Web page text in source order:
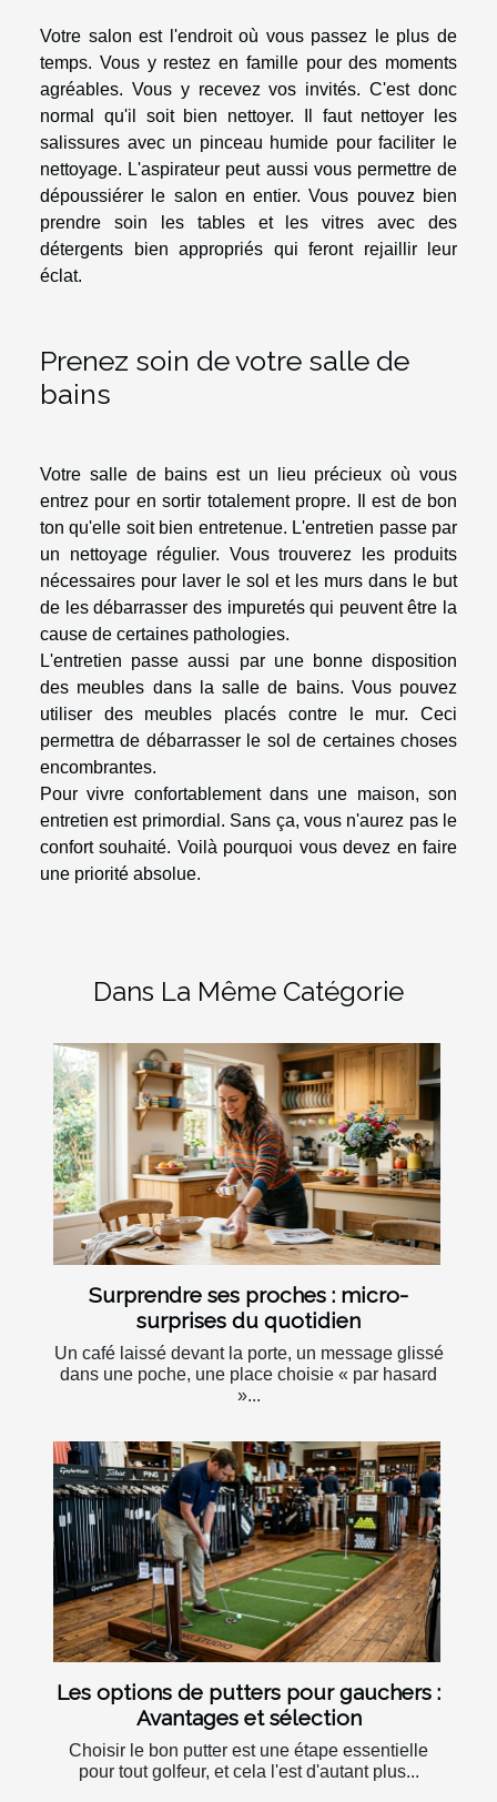
Votre salon est l'endroit où vous passez le plus de
temps. Vous y restez en famille pour des moments
agréables. Vous y recevez vos invités. C'est donc
normal qu'il soit bien nettoyer. Il faut nettoyer les
salissures avec un pinceau humide pour faciliter le
nettoyage. L'aspirateur peut aussi vous permettre de
dépoussiérer le salon en entier. Vous pouvez bien
prendre soin les tables et les vitres avec des
détergents bien appropriés qui feront rejaillir leur
éclat.
Prenez soin de votre salle de
bains
Votre salle de bains est un lieu précieux où vous
entrez pour en sortir totalement propre. Il est de bon
ton qu'elle soit bien entretenue. L'entretien passe par
un nettoyage régulier. Vous trouverez les produits
nécessaires pour laver le sol et les murs dans le but
de les débarrasser des impuretés qui peuvent être la
cause de certaines pathologies.
L'entretien passe aussi par une bonne disposition
des meubles dans la salle de bains. Vous pouvez
utiliser des meubles placés contre le mur. Ceci
permettra de débarrasser le sol de certaines choses
encombrantes.
Pour vivre confortablement dans une maison, son
entretien est primordial. Sans ça, vous n'aurez pas le
confort souhaité. Voilà pourquoi vous devez en faire
une priorité absolue.
Dans La Même Catégorie
Surprendre ses proches : micro-
surprises du quotidien
Un café laissé devant la porte, un message glissé
dans une poche, une place choisie « par hasard
»...
Les options de putters pour gauchers :
Avantages et sélection
Choisir le bon putter est une étape essentielle
pour tout golfeur, et cela l'est d'autant plus...